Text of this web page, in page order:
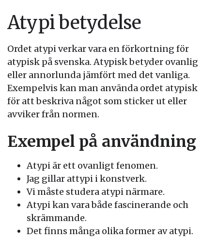
Atypi betydelse
Ordet atypi verkar vara en förkortning för
atypisk på svenska. Atypisk betyder ovanlig
eller annorlunda jämfört med det vanliga.
Exempelvis kan man använda ordet atypisk
för att beskriva något som sticker ut eller
avviker från normen.
Exempel på användning
Atypi är ett ovanligt fenomen.
Jag gillar attypi i konstverk.
Vi måste studera atypi närmare.
Atypi kan vara både fascinerande och
skrämmande.
Det finns många olika former av atypi.